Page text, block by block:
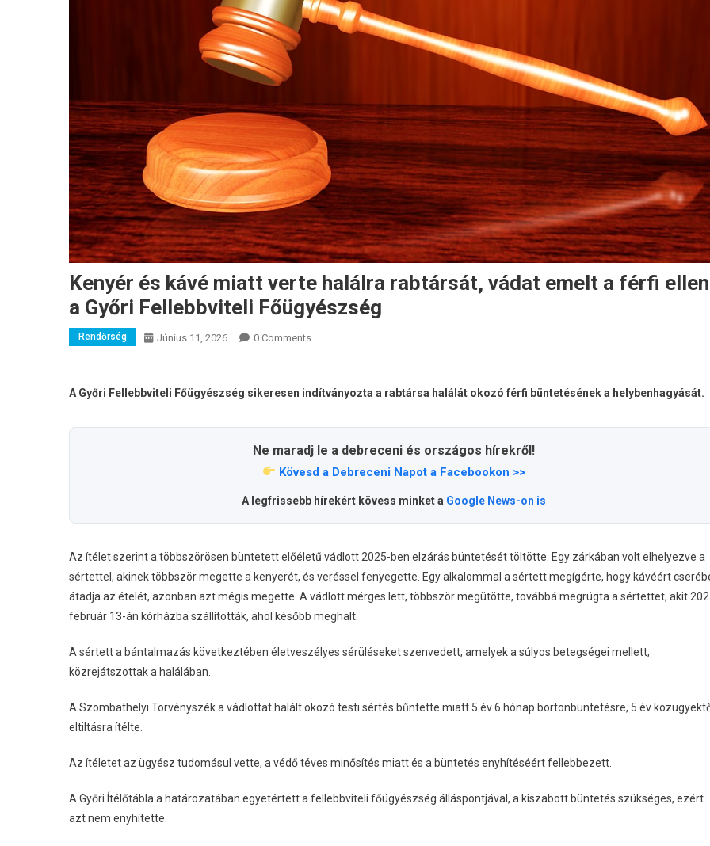
Kenyér és kávé miatt verte halálra rabtársát, vádat emelt a férfi ellen
a Győri Fellebbviteli Főügyészség
Rendőrség Június 11, 2026 0 Comments
A Győri Fellebbviteli Főügyészség sikeresen indítványozta a rabtársa halálát okozó férfi büntetésének a helybenhagyását.
Ne maradj le a debreceni és országos hírekről!
Kövesd a Debreceni Napot a Facebookon >>
A legfrissebb hírekért kövess minket a Google News-on is
Az ítélet szerint a többszörösen büntetett előéletű vádlott 2025-ben elzárás büntetését töltötte. Egy zárkában volt elhelyezve a
sértettel, akinek többször megette a kenyerét, és veréssel fenyegette. Egy alkalommal a sértett megígérte, hogy kávéért
átadja az ételét, azonban azt mégis megette. A vádlott mérges lett, többször megütötte, továbbá megrúgta a sértettet, akit
február 13-án kórházba szállították, ahol később meghalt.
A sértett a bántalmazás következtében életveszélyes sérüléseket szenvedett, amelyek a súlyos betegségei mellett,
közrejátszottak a halálában.
A Szombathelyi Törvényszék a vádlottat halált okozó testi sértés bűntette miatt 5 év 6 hónap börtönbüntetésre, 5 év
eltiltásra ítélte.
Az ítéletet az ügyész tudomásul vette, a védő téves minősítés miatt és a büntetés enyhítéséért fellebbezett.
A Győri Ítélőtábla a határozatában egyetértett a fellebbviteli főügyészség álláspontjával, a kiszabott büntetés szükséges, ezért
azt nem enyhítette.